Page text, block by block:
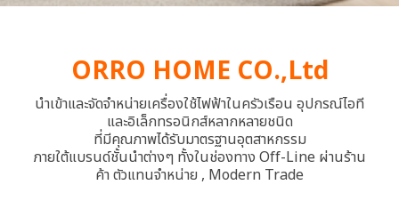
ORRO HOME CO.,Ltd
นำเข้าและจัดจำหน่ายเครื่องใช้ไฟฟ้าในครัวเรือน อุปกรณ์ไอที
และอิเล็กทรอนิกส์หลากหลายชนิด
ที่มีคุณภาพได้รับมาตรฐานอุตสาหกรรม
ภายใต้แบรนด์ชั้นนำต่างๆ ทั้งในช่องทาง Off-Line ผ่านร้าน
ค้า ตัวแทนจำหน่าย , Modern Trade